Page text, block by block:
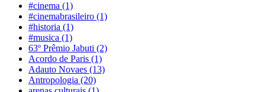
#cinema (1)
#cinemabrasileiro (1)
#historia (1)
#musica (1)
63º Prêmio Jabuti (2)
Acordo de Paris (1)
Adauto Novaes (13)
Antropologia (20)